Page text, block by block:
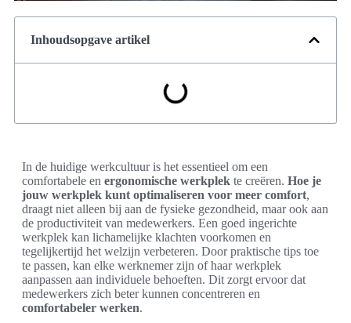
Inhoudsopgave artikel
In de huidige werkcultuur is het essentieel om een
comfortabele en ergonomische werkplek te creëren. Hoe je
jouw werkplek kunt optimaliseren voor meer comfort,
draagt niet alleen bij aan de fysieke gezondheid, maar ook aan
de productiviteit van medewerkers. Een goed ingerichte
werkplek kan lichamelijke klachten voorkomen en
tegelijkertijd het welzijn verbeteren. Door praktische tips toe
te passen, kan elke werknemer zijn of haar werkplek
aanpassen aan individuele behoeften. Dit zorgt ervoor dat
medewerkers zich beter kunnen concentreren en
comfortabeler werken.